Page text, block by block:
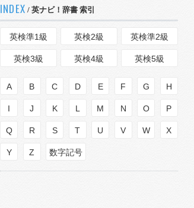
INDEX / 英ナビ！辞書 索引
英検準1級 英検2級 英検準2級
英検3級 英検4級 英検5級
A B C D E F G H
I J K L M N O P
Q R S T U V W X
Y Z 数字記号